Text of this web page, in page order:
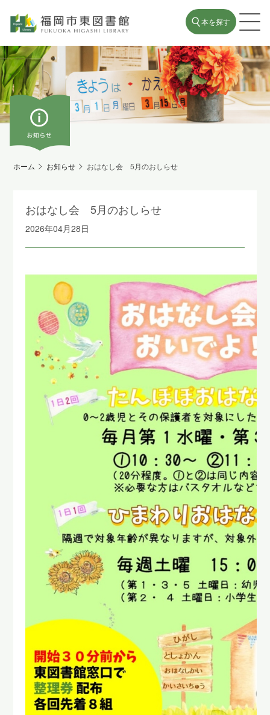
本を探す
ホーム お知らせ おはなし会 5月のおしらせ
おはなし会 5月のおしらせ
2026年04月28日